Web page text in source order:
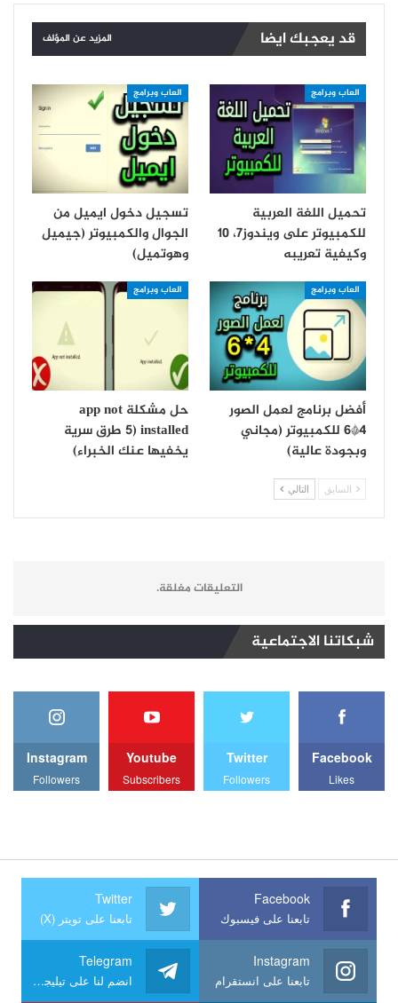
قد يعجبك ايضا المزيد عن المؤلف
العاب وبرامج
تحميل اللغة العربية
للكمبيوتر على ويندوز7، 10
وكيفية تعريبه
العاب وبرامج
تسجيل دخول ايميل من
الجوال والكمبيوتر (جيميل
وهوتميل)
العاب وبرامج
أفضل برنامج لعمل الصور
4*6 للكمبيوتر (مجاني
وبجودة عالية)
العاب وبرامج
حل مشكلة app not
installed (5 طرق سرية
يخفيها عنك الخبراء)
السابق التالي
التعليقات مغلقة.
شبكاتنا الاجتماعية
Facebook
Likes
Twitter
Followers
Youtube
Subscribers
Instagram
Followers
Facebook
تابعنا على فيسبوك
Twitter
تابعنا على تويتر (X)
Instagram
تابعنا على انستقرام
Telegram
انضم لنا على تيليجرام